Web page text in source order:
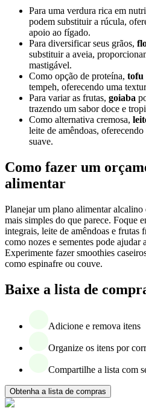
Para uma verdura rica em
podem substituir a rúcula,
apoio ao fígado.
Para diversificar seus grãos,
substituir a aveia,
mastigável.
Como opção de proteína, tofu
tempeh, oferecendo uma
Para variar as frutas, goiaba
trazendo um sabor doce e
Como alternativa cremosa,
leite de amêndoas,
suave.
Como fazer um
alimentar
Planejar um plano alimentar
mais simples do que parece. Foque
integrais, leite de amêndoas e frutas
como nozes e sementes pode ajudar
Experimente fazer smoothies
como espinafre ou couve.
Baixe a lista de
Adicione e remova itens
Organize os itens por
Compartilhe a lista com
Obtenha a lista de compras